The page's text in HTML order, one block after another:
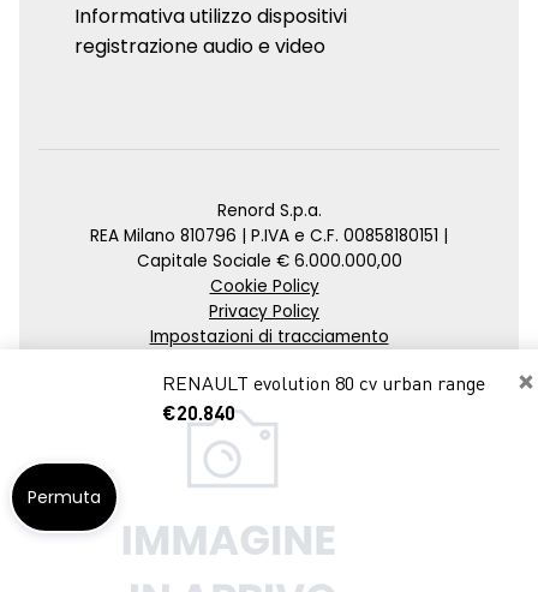
×
RENAULT evolution 80 cv urban range
€20.840
Informativa utilizzo dispositivi
registrazione audio e video
Renord S.p.a.
REA Milano 810796 | P.IVA e C.F. 00858180151 |
Capitale Sociale € 6.000.000,00
Cookie Policy
Privacy Policy
Impostazioni di tracciamento
Credits
Agenzia SEO
Permuta